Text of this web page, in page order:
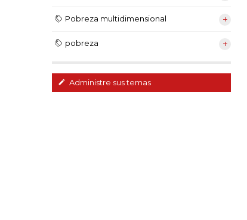
Pobreza multidimensional
pobreza
Administre sus temas